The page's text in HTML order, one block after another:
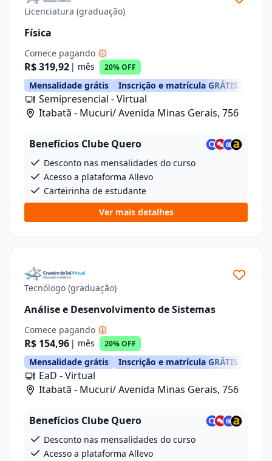
Licenciatura (graduação)
Física
Comece pagando
R$ 319,92 | mês 20% OFF
Mensalidade grátis Inscrição e matrícula GRÁTIS
Semipresencial - Virtual
Itabatã - Mucuri/ Avenida Minas Gerais, 756
Benefícios Clube Quero
Desconto nas mensalidades do curso
Acesso a plataforma Allevo
Carteirinha de estudante
Ver mais detalhes
Tecnólogo (graduação)
Análise e Desenvolvimento de Sistemas
Comece pagando
R$ 154,96 | mês 20% OFF
Mensalidade grátis Inscrição e matrícula GRÁTIS
EaD - Virtual
Itabatã - Mucuri/ Avenida Minas Gerais, 756
Benefícios Clube Quero
Desconto nas mensalidades do curso
Acesso a plataforma Allevo